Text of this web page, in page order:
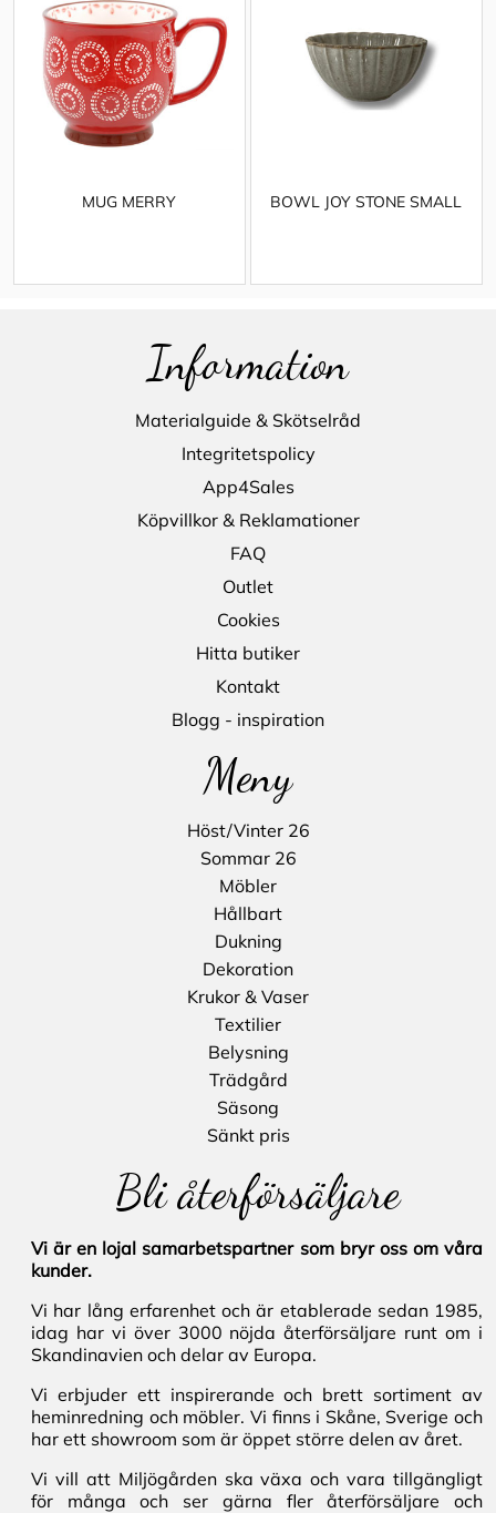
MUG MERRY BOWL JOY STONE SMALL
Information
Materialguide & Skötselråd
Integritetspolicy
App4Sales
Köpvillkor & Reklamationer
FAQ
Outlet
Cookies
Hitta butiker
Kontakt
Blogg - inspiration
Meny
Höst/Vinter 26
Sommar 26
Möbler
Hållbart
Dukning
Dekoration
Krukor & Vaser
Textilier
Belysning
Trädgård
Säsong
Sänkt pris
Bli återförsäljare
Vi är en lojal samarbetspartner som bryr oss om våra
kunder.
Vi har lång erfarenhet och är etablerade sedan 1985,
idag har vi över 3000 nöjda återförsäljare runt om i
Skandinavien och delar av Europa.
Vi erbjuder ett inspirerande och brett sortiment av
heminredning och möbler. Vi finns i Skåne, Sverige och
har ett showroom som är öppet större delen av året.
Vi vill att Miljögården ska växa och vara tillgängligt
för många och ser gärna fler återförsäljare och